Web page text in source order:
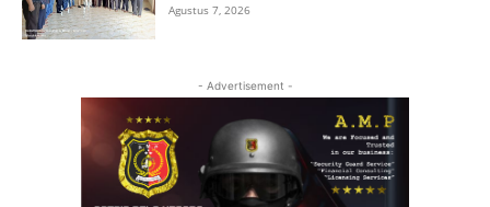
Agustus 7, 2026
- Advertisement -